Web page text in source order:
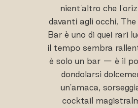
nient'altro che
davanti agli occhi,
Bar è uno di quei rari
il tempo sembra
è solo un bar — è il
dondolarsi
un'amaca,
cocktail